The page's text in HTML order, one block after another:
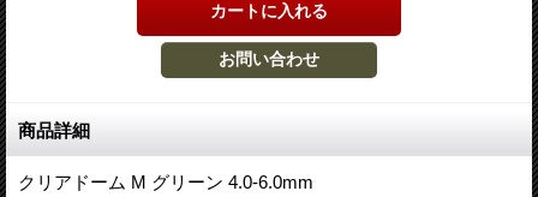
商品詳細
クリアドーム M グリーン 4.0-6.0mm